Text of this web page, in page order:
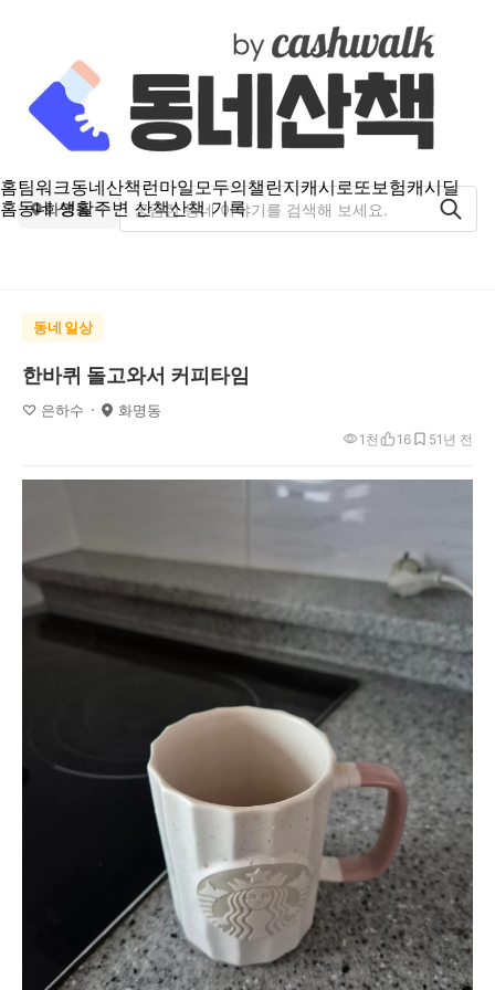
홈팀워크동네산책런마일모두의챌린지캐시로또보험캐시딜
홈동네 생활주변 산책산책 기록
화명동
동네 일상
한바퀴 돌고와서 커피타임
♡ 은하수 화명동
1년 전
1천 16 5